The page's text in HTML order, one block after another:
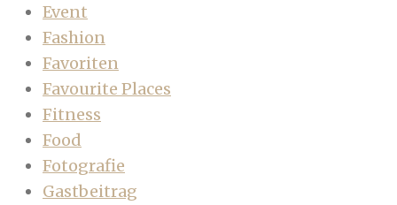
Event
Fashion
Favoriten
Favourite Places
Fitness
Food
Fotografie
Gastbeitrag